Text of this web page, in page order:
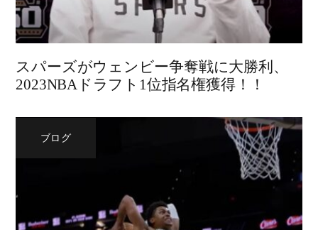
スパーズがウェンビー争奪戦に大勝利、
2023NBAドラフト1位指名権獲得！！
ブログ